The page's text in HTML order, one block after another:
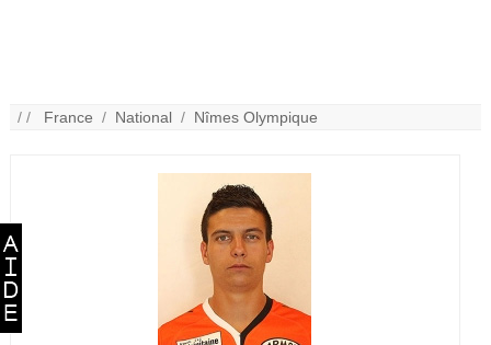
/ / France / National / Nîmes Olympique